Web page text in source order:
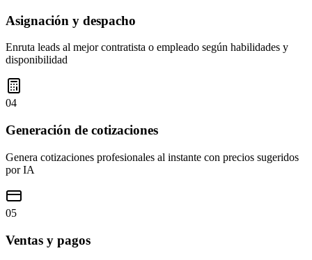
Asignación y despacho
Enruta leads al mejor contratista o empleado según habilidades y
disponibilidad
04
Generación de cotizaciones
Genera cotizaciones profesionales al instante con precios sugeridos
por IA
05
Ventas y pagos